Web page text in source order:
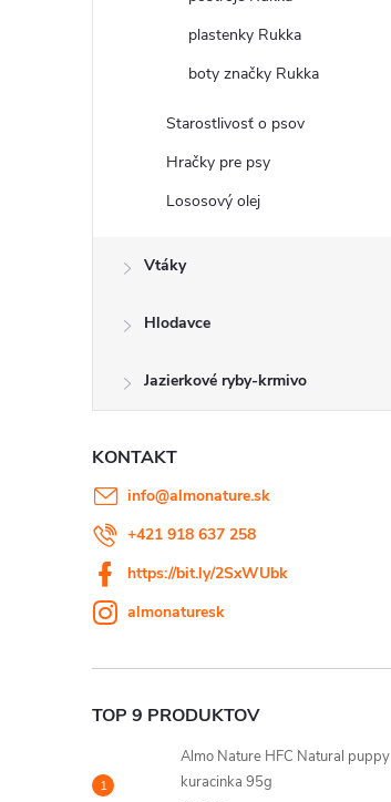
plastenky Rukka
boty značky Rukka
Starostlivosť o psov
Hračky pre psy
Lososový olej
Vtáky
Hlodavce
Jazierkové ryby-krmivo
KONTAKT
info@almonature.sk
+421 918 637 258
https://bit.ly/2SxWUbk
almonaturesk
TOP 9 PRODUKTOV
Almo Nature HFC Natural puppy
kuracinka 95g